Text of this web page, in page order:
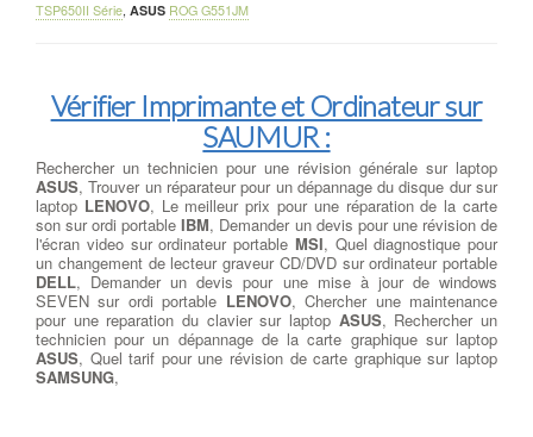
TSP650II Série, ASUS ROG G551JM
Vérifier Imprimante et Ordinateur sur
SAUMUR :
Rechercher un technicien pour une révision générale sur laptop
ASUS, Trouver un réparateur pour un dépannage du disque dur sur
laptop LENOVO, Le meilleur prix pour une réparation de la carte
son sur ordi portableIBM, Demander un devis pour une révision de
l'écran video sur ordinateur portable MSI, Quel diagnostique pour
un changement de lecteur graveur CD/DVD sur ordinateur portable
DELL, Demander un devis pour une mise à jour de windows
SEVEN sur ordi portable LENOVO, Chercher une maintenance
pour une reparation du clavier sur laptop ASUS, Rechercher un
technicien pour un dépannage de la carte graphique sur laptop
ASUS, Quel tarif pour une révision de carte graphique sur laptop
SAMSUNG,